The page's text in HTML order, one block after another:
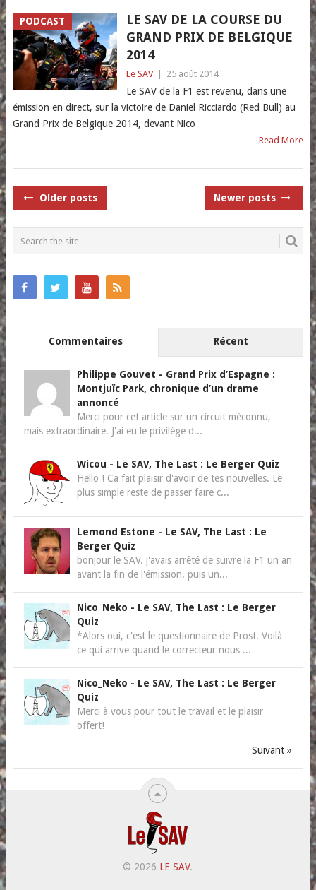
PODCAST
LE SAV DE LA COURSE DU
GRAND PRIX DE BELGIQUE
2014
Le SAV 25 août 2014
Le SAV de la F1 est revenu, dans une
émission en direct, sur la victoire de Daniel Ricciardo (Red Bull) au
Grand Prix de Belgique 2014, devant Nico
Read More
POSTS
Older posts Newer posts
Commentaires Récent
Philippe Gouvet - Grand Prix d’Espagne :
Montjuïc Park, chronique d’un drame
annoncé
Merci pour cet article sur un circuit méconnu,
mais extraordinaire. J'ai eu le privilège d...
Wicou - Le SAV, The Last : Le Berger Quiz
Hello ! Ca fait plaisir d'avoir de tes nouvelles. Le
plus simple reste de passer faire c...
Lemond Estone - Le SAV, The Last : Le
Berger Quiz
bonjour le SAV. j'avais arrêté de suivre la F1 un an
avant la fin de l'émission. puis un...
Nico_Neko - Le SAV, The Last : Le Berger
Quiz
*Alors oui, c'est le questionnaire de Prost. Voilà
ce qui arrive quand le correcteur nous ...
Nico_Neko - Le SAV, The Last : Le Berger
Quiz
Merci à vous pour tout le travail et le plaisir
offert!
Suivant »
© 2026 LE SAV.